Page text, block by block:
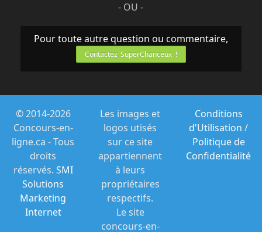
- OU -
Pour toute autre question ou commentaire,
Contactez SuperChanceux !
© 2014-2026
Concours-en-
ligne.ca - Tous
droits
réservés. SMI
Solutions
Marketing
Internet
Les images et
logos utisés
sur ce site
appartiennent
à leurs
propriétaires
respectifs.
Le site
concours-en-
Conditions
d'Utilisation /
Politique de
Confidentialité